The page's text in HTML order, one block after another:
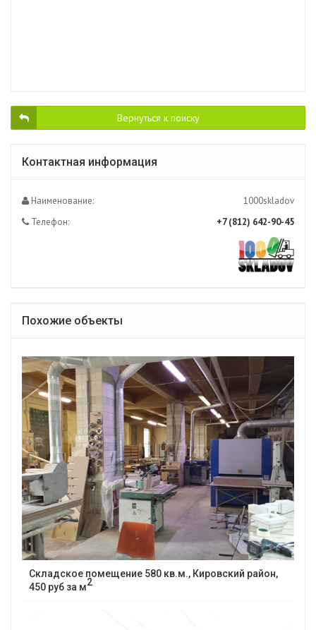
Вернуться к поиску
Контактная информация
Наименование:
1000skladov
Телефон:
+7 (812) 642-90-45
Похожие объекты
Складское помещение 580 кв.м., Кировский район,
450 руб за м2